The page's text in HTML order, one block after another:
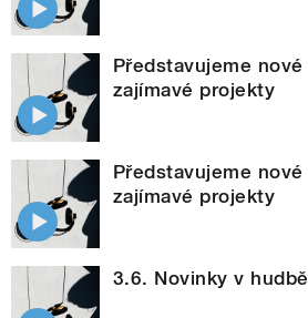
Představujeme
zajímavé projekty
Představujeme
zajímavé projekty
3.6. Novinky v hudbě